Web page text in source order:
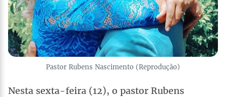
Pastor Rubens Nascimento (Reprodução)
Nesta sexta-feira (12), o pastor Rubens